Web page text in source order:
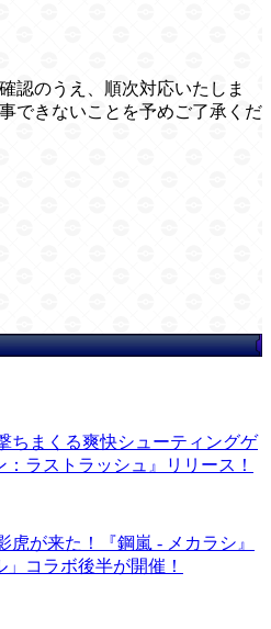
認のうえ、順次対応いたしま
できないことを予めご了承くだ
ちまくる爽快シューティングゲ
ラストラッシュ』リリース！
虎が来た！『鋼嵐 - メカラシ』
コラボ後半が開催！